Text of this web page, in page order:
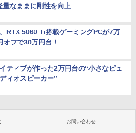
量なままに剛性を向上
RTX 5060 Ti搭載ゲーミングPCが7万
オフで30万円台！
ティブが作った2万円台の“小さなピュ
ィオスピーカー”
お問い合わせ